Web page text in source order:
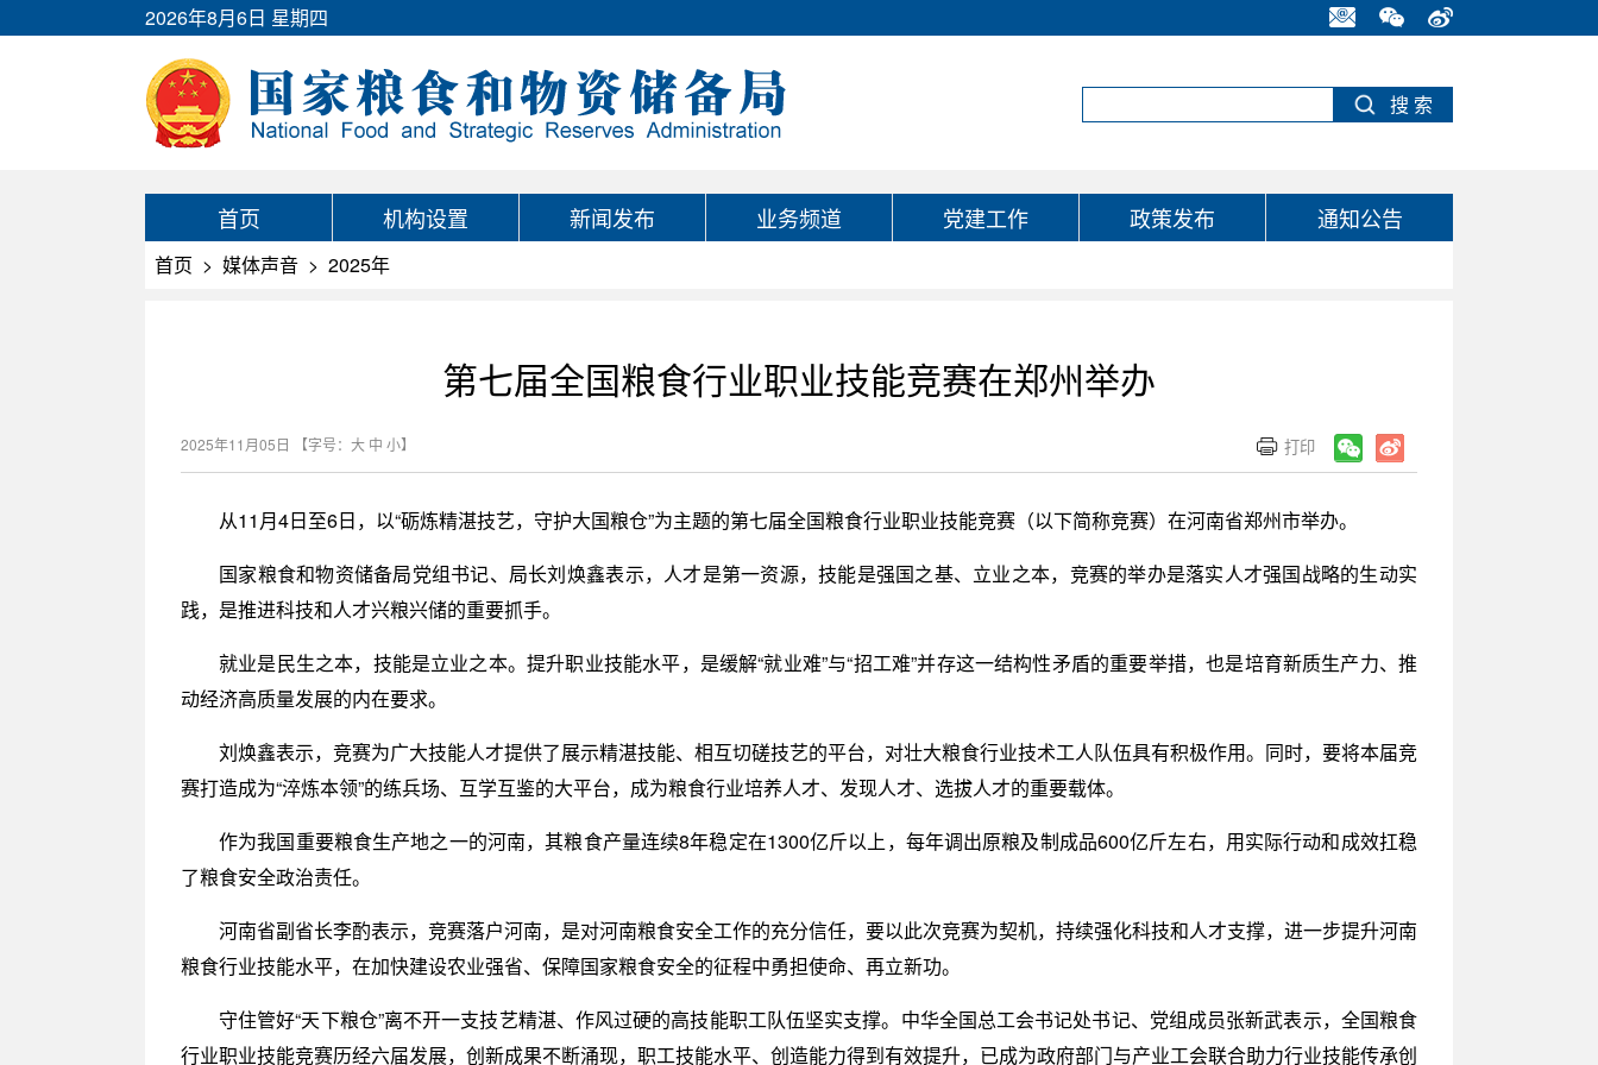
2026年8月6日 星期四
首页 机构设置 新闻发布 业务频道 党建工作 政策发布 通知公告
首页 > 媒体声音 > 2025年
第七届全国粮食行业职业技能竞赛在郑州举办
2025年11月05日 【字号： 大 中 小】
从11月4日至6日，以“砺炼精湛技艺，守护大国粮仓”为主题的第七届全国粮食行业职业技能竞赛（以下简称竞赛）在河南省郑州市举办。
国家粮食和物资储备局党组书记、局长刘焕鑫表示，人才是第一资源，技能是强国之基、立业之本，竞赛的举办是落实人才强国战略的生动实
践，是推进科技和人才兴粮兴储的重要抓手。
就业是民生之本，技能是立业之本。提升职业技能水平，是缓解“就业难”与“招工难”并存这一结构性矛盾的重要举措，也是培育新质生产力、推
动经济高质量发展的内在要求。
刘焕鑫表示，竞赛为广大技能人才提供了展示精湛技能、相互切磋技艺的平台，对壮大粮食行业技术工人队伍具有积极作用。同时，要将本届竞
赛打造成为“淬炼本领”的练兵场、互学互鉴的大平台，成为粮食行业培养人才、发现人才、选拔人才的重要载体。
作为我国重要粮食生产地之一的河南，其粮食产量连续8年稳定在1300亿斤以上，每年调出原粮及制成品600亿斤左右，用实际行动和成效扛稳
了粮食安全政治责任。
河南省副省长李酌表示，竞赛落户河南，是对河南粮食安全工作的充分信任，要以此次竞赛为契机，持续强化科技和人才支撑，进一步提升河南
粮食行业技能水平，在加快建设农业强省、保障国家粮食安全的征程中勇担使命、再立新功。
守住管好“天下粮仓”离不开一支技艺精湛、作风过硬的高技能职工队伍坚实支撑。中华全国总工会书记处书记、党组成员张新武表示，全国粮食
行业职业技能竞赛历经六届发展，创新成果不断涌现，职工技能水平、创造能力得到有效提升，已成为政府部门与产业工会联合助力行业技能传承创